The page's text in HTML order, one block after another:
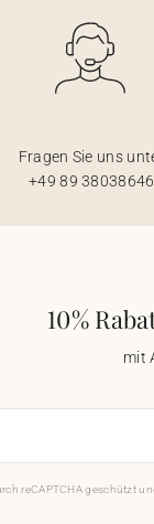
Fragen Sie uns
+49 89 38038646
10%
mit
reCAPTCHA geschützt